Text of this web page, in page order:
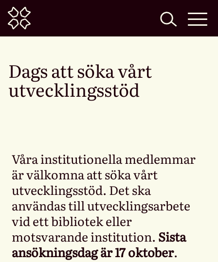
Home
Dags att söka vårt
utvecklingsstöd
Våra institutionella medlemmar
är välkomna att söka vårt
utvecklingsstöd. Det ska
användas till utvecklingsarbete
vid ett bibliotek eller
motsvarande institution. Sista
ansökningsdag är 17 oktober.